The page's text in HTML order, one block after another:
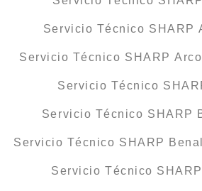
Servicio Técnico SHARP
Servicio Técnico SHARP
Servicio Técnico
Servicio Técnico SHARP
Servicio Técnico SHARP
Servicio Técnico